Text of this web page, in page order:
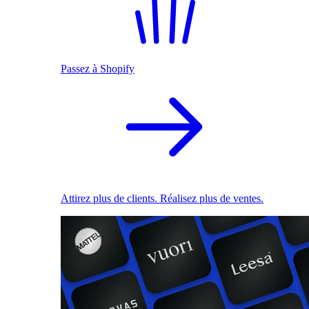
Passez à Shopify
Attirez plus de clients. Réalisez plus de ventes.